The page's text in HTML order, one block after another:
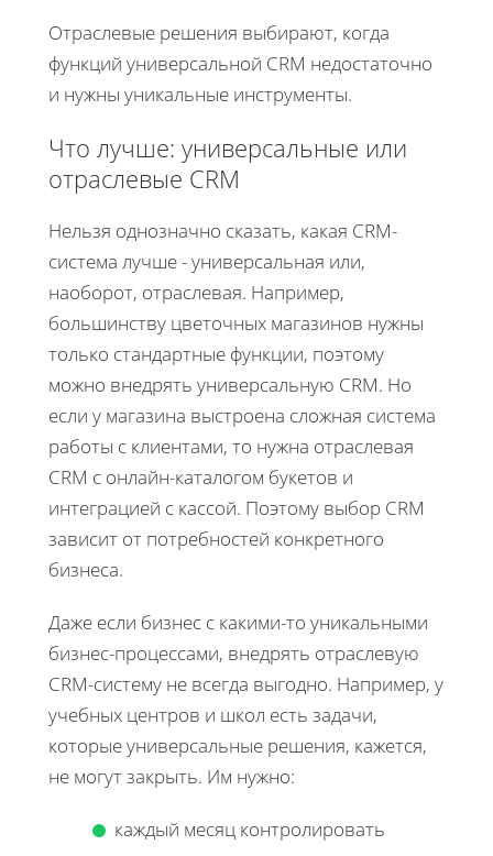
Отраслевые решения выбирают, когда
функций универсальной CRM недостаточно
и нужны уникальные инструменты.
Что лучше: универсальные или
отраслевые CRM
Нельзя однозначно сказать, какая CRM-
система лучше - универсальная или,
наоборот, отраслевая. Например,
большинству цветочных магазинов нужны
только стандартные функции, поэтому
можно внедрять универсальную CRM. Но
если у магазина выстроена сложная система
работы с клиентами, то нужна отраслевая
CRM с онлайн-каталогом букетов и
интеграцией с кассой. Поэтому выбор CRM
зависит от потребностей конкретного
бизнеса.
Даже если бизнес с какими-то уникальными
бизнес-процессами, внедрять отраслевую
CRM-систему не всегда выгодно. Например, у
учебных центров и школ есть задачи,
которые универсальные решения, кажется,
не могут закрыть. Им нужно:
каждый месяц контролировать